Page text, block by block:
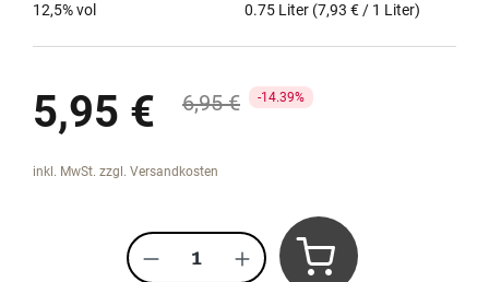
12,5% vol
0.75 Liter (7,93 € / 1 Liter)
5,95 € Regulärer Preis:
6,95 € 14.39%
inkl. MwSt. zzgl. Versandkosten
Produkt Anzahl: Gib den